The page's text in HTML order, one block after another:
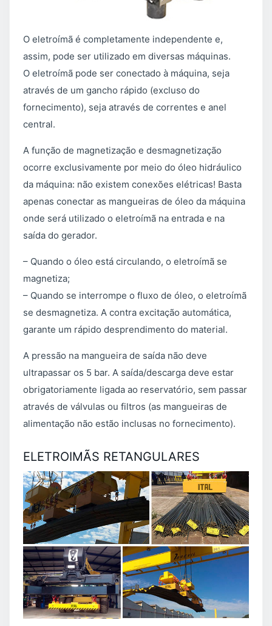
O eletroímã é completamente independente e,
assim, pode ser utilizado em diversas máquinas.
O eletroímã pode ser conectado à máquina, seja
através de um gancho rápido (excluso do
fornecimento), seja através de correntes e anel
central.
A função de magnetização e desmagnetização
ocorre exclusivamente por meio do óleo hidráulico
da máquina: não existem conexões elétricas! Basta
apenas conectar as mangueiras de óleo da máquina
onde será utilizado o eletroímã na entrada e na
saída do gerador.
– Quando o óleo está circulando, o eletroímã se
magnetiza;
– Quando se interrompe o fluxo de óleo, o eletroímã
se desmagnetiza. A contra excitação automática,
garante um rápido desprendimento do material.
A pressão na mangueira de saída não deve
ultrapassar os 5 bar. A saída/descarga deve estar
obrigatoriamente ligada ao reservatório, sem passar
através de válvulas ou filtros (as mangueiras de
alimentação não estão inclusas no fornecimento).
ELETROIMÃS RETANGULARES